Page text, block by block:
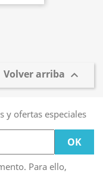
Volver arriba 
y ofertas especiales
Para ello,